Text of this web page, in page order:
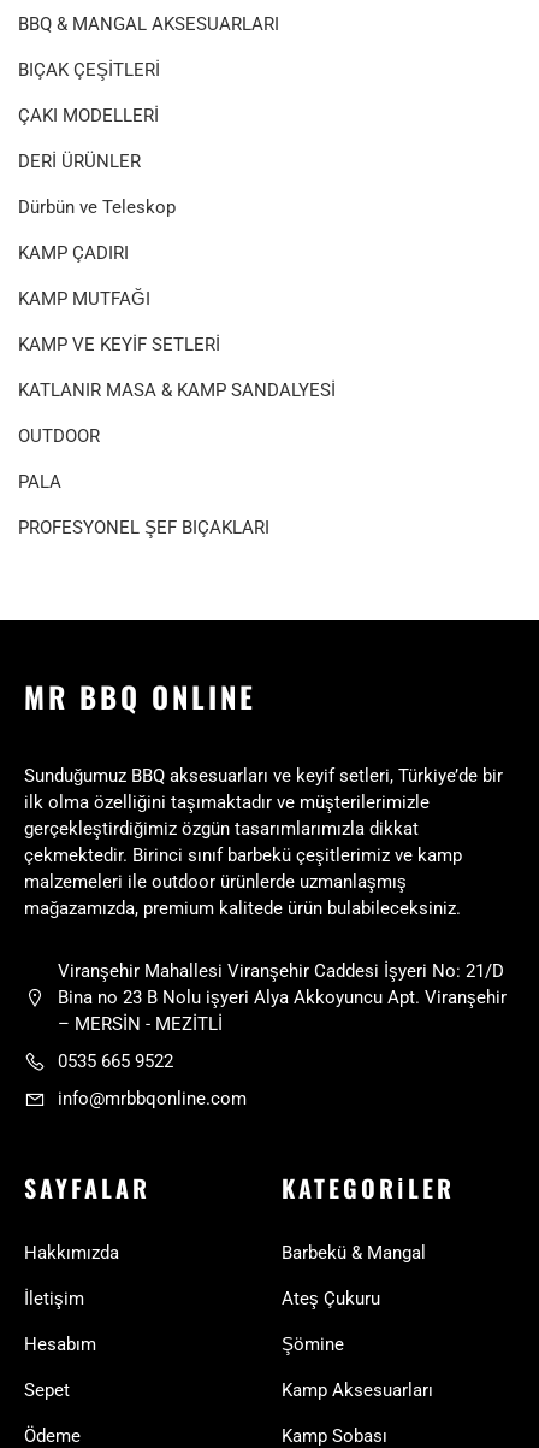
BBQ & MANGAL AKSESUARLARI
BIÇAK ÇEŞİTLERİ
ÇAKI MODELLERİ
DERİ ÜRÜNLER
Dürbün ve Teleskop
KAMP ÇADIRI
KAMP MUTFAĞI
KAMP VE KEYİF SETLERİ
KATLANIR MASA & KAMP SANDALYESİ
OUTDOOR
PALA
PROFESYONEL ŞEF BIÇAKLARI
MR BBQ ONLINE
Sunduğumuz BBQ aksesuarları ve keyif setleri, Türkiye’de bir
ilk olma özelliğini taşımaktadır ve müşterilerimizle
gerçekleştirdiğimiz özgün tasarımlarımızla dikkat
çekmektedir. Birinci sınıf barbekü çeşitlerimiz ve kamp
malzemeleri ile outdoor ürünlerde uzmanlaşmış
mağazamızda, premium kalitede ürün bulabileceksiniz.
Viranşehir Mahallesi Viranşehir Caddesi İşyeri No: 21/D
Bina no 23 B Nolu işyeri Alya Akkoyuncu Apt. Viranşehir
– MERSİN - MEZİTLİ
0535 665 9522
info@mrbbqonline.com
SAYFALAR
Hakkımızda
İletişim
Hesabım
Sepet
Ödeme
KATEGORILER
Barbekü & Mangal
Ateş Çukuru
Şömine
Kamp Aksesuarları
Kamp Sobası